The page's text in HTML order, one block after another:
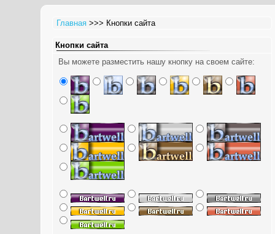
Главная >>> Кнопки сайта
Кнопки сайта
Вы можете разместить нашу кнопку на своем сайте: